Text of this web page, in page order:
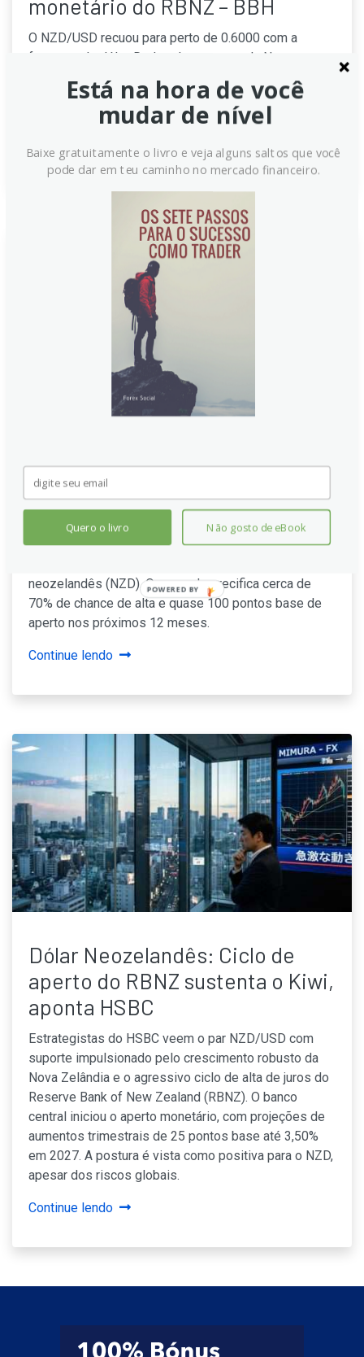
monetário do RBNZ – BBH
O NZD/USD recuou para perto de 0.6000 com a
fraqueza do dólar. Dados de emprego da Nova
Zelândia foram mistos, mas o mercado precifica 125
pontos de aperto pelo RBNZ nos próximos 12 meses.
Analista alerta para risco de menos aumentos de taxa.
Continue lendo
iniciar alta de juros, aponta BBH
O Banco de Reservas da Nova Zelândia (RBNZ) deve
anunciar seu primeiro aumento de 25 pontos base na
taxa de juros, elevando-a para 2,50%. A decisão,
neozelandês (NZD). O mercado precifica cerca de
70% de chance de alta e quase 100 pontos base de
aperto nos próximos 12 meses.
Continue lendo
Dólar Neozelandês: Ciclo de
aperto do RBNZ sustenta o Kiwi,
aponta HSBC
Estrategistas do HSBC veem o par NZD/USD com
suporte impulsionado pelo crescimento robusto da
Nova Zelândia e o agressivo ciclo de alta de juros do
Reserve Bank of New Zealand (RBNZ). O banco
central iniciou o aperto monetário, com projeções de
aumentos trimestrais de 25 pontos base até 3,50%
em 2027. A postura é vista como positiva para o NZD,
apesar dos riscos globais.
Continue lendo
Está na hora de você
mudar de nível
Baixe gratuitamente o livro e veja alguns saltos que você
pode dar em teu caminho no mercado financeiro.
Quero o livro Não gosto de eBook
POWERED
BY